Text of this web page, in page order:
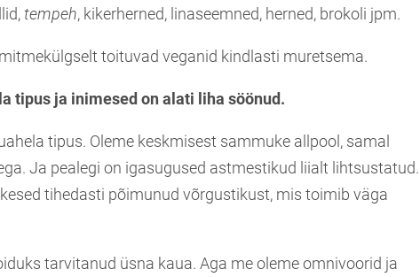
tempeh, kikerherned, linaseemned, herned, brokoli jpm.
toituvad veganid kindlasti muretsema.
tipus ja inimesed on alati liha söönud.
tipus. Oleme keskmisest sammuke allpool, samal
Ja pealegi on igasugused astmestikud liialt lihtsustatud.
tihedasti põimunud võrgustikust, mis toimib väga
tarvitanud üsna kaua. Aga me oleme omnivoorid ja